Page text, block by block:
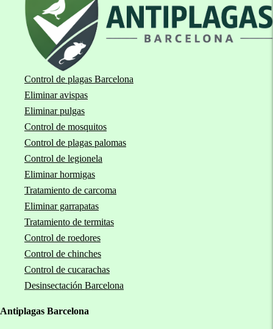
Control de plagas Barcelona
Eliminar avispas
Eliminar pulgas
Control de mosquitos
Control de plagas palomas
Control de legionela
Eliminar hormigas
Tratamiento de carcoma
Eliminar garrapatas
Tratamiento de termitas
Control de roedores
Control de chinches
Control de cucarachas
Desinsectación Barcelona
Antiplagas Barcelona